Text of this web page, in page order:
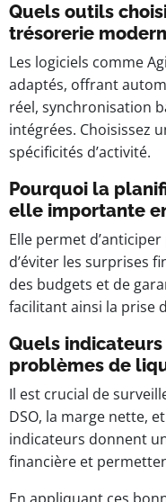
Quels outils
trésorerie
Les logiciels comme
adaptés, offrant
réel, synchronisation
intégrées. Choisissez
spécificités d’activité.
Pourquoi la
elle importante
Elle permet
d’éviter les surprises
des budgets et de
facilitant ainsi la prise
Quels
problèmes de
Il est crucial de
DSO, la marge nette,
indicateurs donnent
financière et